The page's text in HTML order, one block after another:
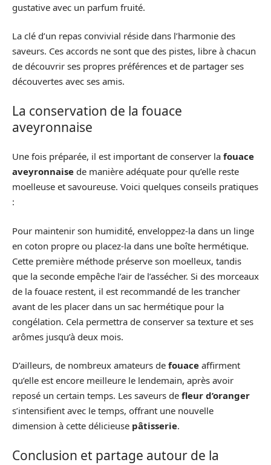
gustative avec un parfum fruité.
La clé d’un repas convivial réside dans l’harmonie des
saveurs. Ces accords ne sont que des pistes, libre à chacun
de découvrir ses propres préférences et de partager ses
découvertes avec ses amis.
La conservation de la fouace
aveyronnaise
Une fois préparée, il est important de conserver la fouace
aveyronnaise de manière adéquate pour qu’elle reste
moelleuse et savoureuse. Voici quelques conseils pratiques
:
Pour maintenir son humidité, enveloppez-la dans un linge
en coton propre ou placez-la dans une boîte hermétique.
Cette première méthode préserve son moelleux, tandis
que la seconde empêche l’air de l’assécher. Si des morceaux
de la fouace restent, il est recommandé de les trancher
avant de les placer dans un sac hermétique pour la
congélation. Cela permettra de conserver sa texture et ses
arômes jusqu’à deux mois.
D’ailleurs, de nombreux amateurs de fouace affirment
qu’elle est encore meilleure le lendemain, après avoir
reposé un certain temps. Les saveurs de fleur d’oranger
s’intensifient avec le temps, offrant une nouvelle
dimension à cette délicieuse pâtisserie.
Conclusion et partage autour de la